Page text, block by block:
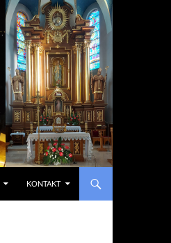
KONTAKT